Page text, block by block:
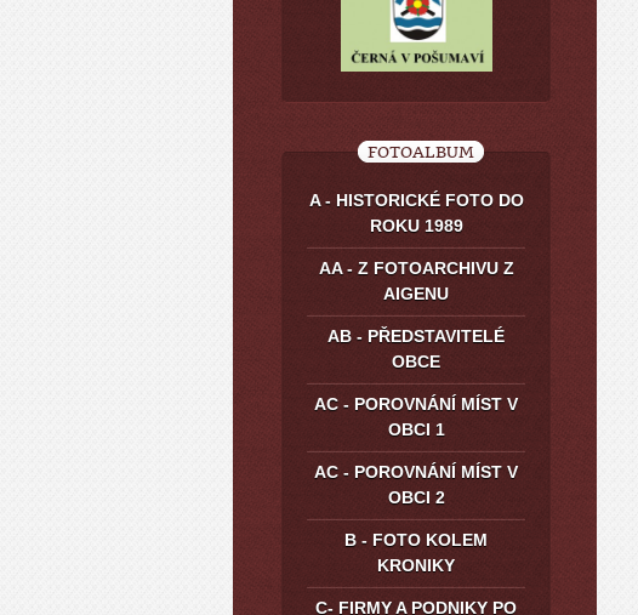
FOTOALBUM
A - HISTORICKÉ FOTO DO
ROKU 1989
AA - Z FOTOARCHIVU Z
AIGENU
AB - PŘEDSTAVITELÉ
OBCE
AC - POROVNÁNÍ MÍST V
OBCI 1
AC - POROVNÁNÍ MÍST V
OBCI 2
B - FOTO KOLEM
KRONIKY
C- FIRMY A PODNIKY PO